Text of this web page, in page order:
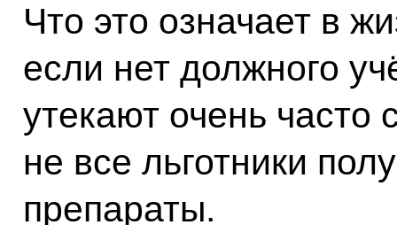
Что это означает в
если нет должного
утекают очень часто
не все льготники
препараты.